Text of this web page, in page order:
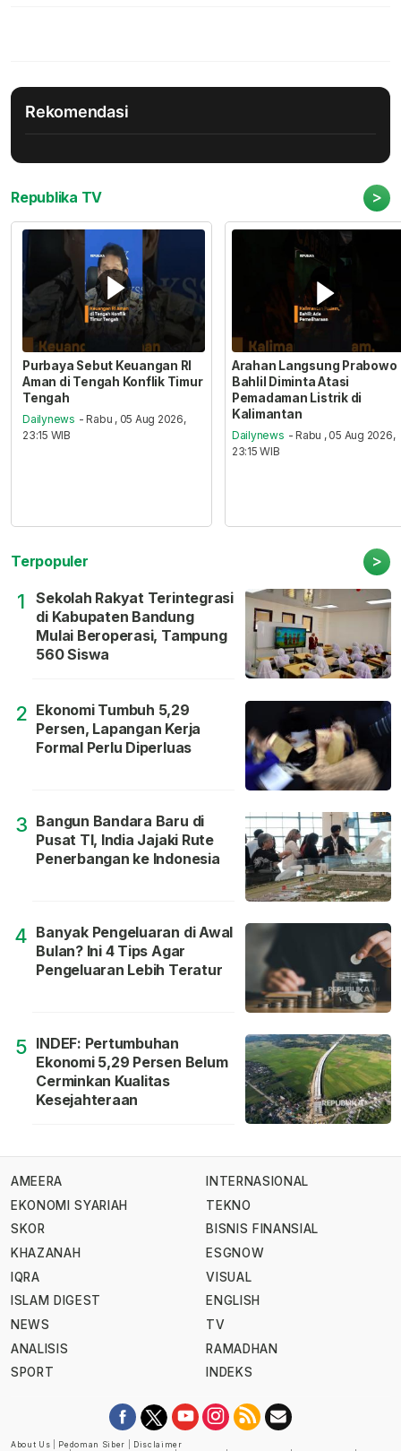
Rekomendasi
Republika TV >
Purbaya Sebut Keuangan RI
Aman di Tengah Konflik Timur
Tengah
Dailynews - Rabu , 05 Aug 2026,
23:15 WIB
Arahan Langsung Prabowo
Bahlil Diminta Atasi
Pemadaman Listrik di
Kalimantan
Dailynews - Rabu , 05 Aug 2026,
23:15 WIB
Terpopuler >
1
Sekolah Rakyat Terintegrasi
di Kabupaten Bandung
Mulai Beroperasi, Tampung
560 Siswa
2 Ekonomi Tumbuh 5,29
Persen, Lapangan Kerja
Formal Perlu Diperluas
3 Bangun Bandara Baru di
Pusat TI, India Jajaki Rute
Penerbangan ke Indonesia
4 Banyak Pengeluaran di Awal
Bulan? Ini 4 Tips Agar
Pengeluaran Lebih Teratur
5 INDEF: Pertumbuhan
Ekonomi 5,29 Persen Belum
Cerminkan Kualitas
Kesejahteraan
AMEERA
EKONOMI SYARIAH
SKOR
KHAZANAH
IQRA
ISLAM DIGEST
NEWS
ANALISIS
SPORT
INTERNASIONAL
TEKNO
BISNIS FINANSIAL
ESGNOW
VISUAL
ENGLISH
TV
RAMADHAN
INDEKS
About Us Pedoman Siber
Disclaimer